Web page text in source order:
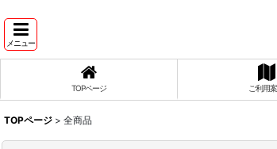
メニュー
TOPページ ご利用
TOPページ > 全商品